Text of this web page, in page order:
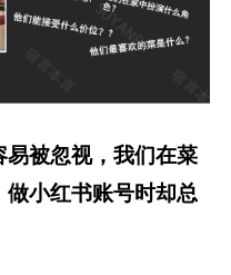
被忽视，我们在菜
小红书账号时却总